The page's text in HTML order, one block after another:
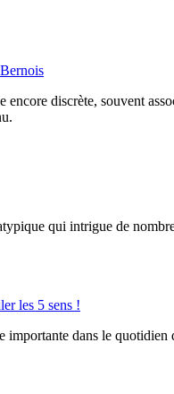
discrète, souvent
qui intrigue de
les 5 sens !
importante dans le